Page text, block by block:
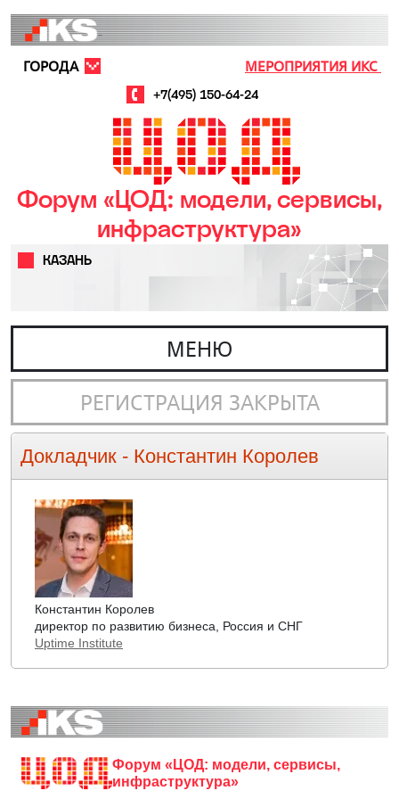
МЕРОПРИЯТИЯ ИКС
+7(495) 150-64-24
ГОРОДА
Форум «ЦОД: модели, сервисы,
инфраструктура»
КАЗАНЬ
МЕНЮ
РЕГИСТРАЦИЯ ЗАКРЫТА
Докладчик - Константин Королев
Константин Королев
директор по развитию бизнеса, Россия и СНГ
Uptime Institute
Форум «ЦОД: модели, сервисы,
инфраструктура»